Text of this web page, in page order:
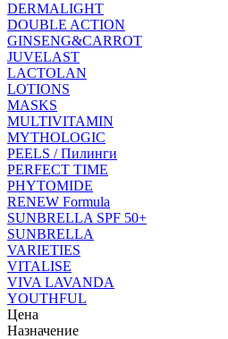
DERMALIGHT
DOUBLE ACTION
GINSENG&CARROT
JUVELAST
LACTOLAN
LOTIONS
MASKS
MULTIVITAMIN
MYTHOLOGIC
PEELS / Пилинги
PERFECT TIME
PHYTOMIDE
RENEW Formula
SUNBRELLA SPF 50+
SUNBRELLA
VARIETIES
VITALISE
VIVA LAVANDA
YOUTHFUL
Цена
Назначение